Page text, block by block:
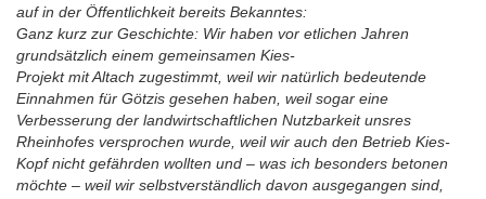
auf in der Öffentlichkeit bereits Bekanntes:
Ganz kurz zur Geschichte: Wir haben vor etlichen Jahren
grundsätzlich einem gemeinsamen Kies-
Projekt mit Altach zugestimmt, weil wir natürlich bedeutende
Einnahmen für Götzis gesehen haben, weil sogar eine
Verbesserung der landwirtschaftlichen Nutzbarkeit unsres
Rheinhofes versprochen wurde, weil wir auch den Betrieb Kies-
Kopf nicht gefährden wollten und – was ich besonders betonen
möchte – weil wir selbstverständlich davon ausgegangen sind,